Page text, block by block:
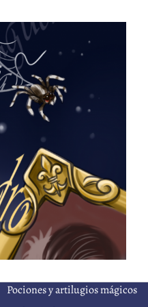
Pociones y artilugios mágicos